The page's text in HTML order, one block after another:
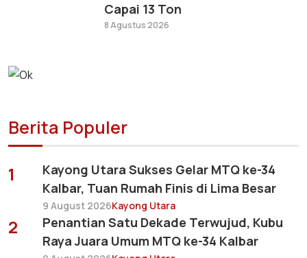
Capai 13 Ton
8 Agustus 2026
Berita Populer
1
Kayong Utara Sukses Gelar MTQ ke-34
Kalbar, Tuan Rumah Finis di Lima Besar
9 August 2026Kayong Utara
2
Penantian Satu Dekade Terwujud, Kubu
Raya Juara Umum MTQ ke-34 Kalbar